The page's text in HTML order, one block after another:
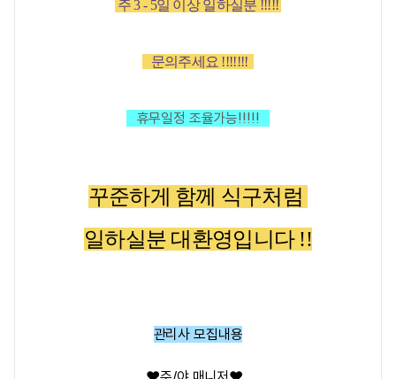
주 3 - 5일 이상 일하실분 !!!!!
문의주세요 !!!!!!!
휴무일정 조율가능!!!!!
꾸준하게 함께 식구처럼
일하실분 대환영입니다 !!
관리사 모집내용